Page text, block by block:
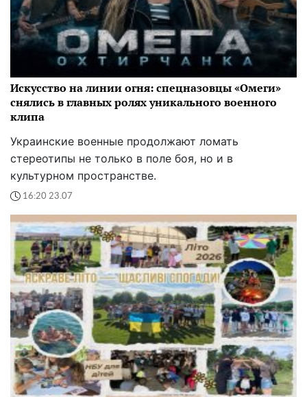
Искусство на линии огня: спецназовцы «Омеги»
снялись в главных ролях уникального военного
клипа
Украинские военные продолжают ломать
стереотипы не только в поле боя, но и в
культурном пространстве.
16:20 23.07